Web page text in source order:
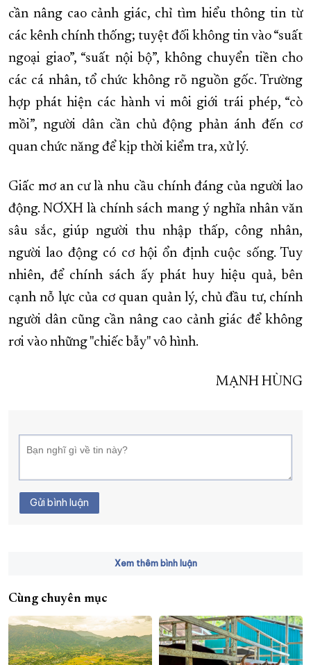
cần nâng cao cảnh giác, chỉ tìm hiểu thông tin từ
các kênh chính thống; tuyệt đối không tin vào “suất
ngoại giao”, “suất nội bộ”, không chuyển tiền cho
các cá nhân, tổ chức không rõ nguồn gốc. Trường
hợp phát hiện các hành vi môi giới trái phép, “cò
mồi”, người dân cần chủ động phản ánh đến cơ
quan chức năng để kịp thời kiểm tra, xử lý.
Giấc mơ an cư là nhu cầu chính đáng của người lao
động. NƠXH là chính sách mang ý nghĩa nhân văn
sâu sắc, giúp người thu nhập thấp, công nhân,
người lao động có cơ hội ổn định cuộc sống. Tuy
nhiên, để chính sách ấy phát huy hiệu quả, bên
cạnh nỗ lực của cơ quan quản lý, chủ đầu tư, chính
người dân cũng cần nâng cao cảnh giác để không
rơi vào những "chiếc bẫy" vô hình.
MẠNH HÙNG
Gửi bình luận
Xem thêm bình luận
Cùng chuyên mục